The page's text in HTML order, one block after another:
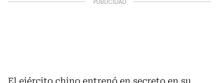
El ejército chino entrenó en secreto en su